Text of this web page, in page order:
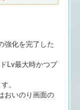
強化を完了した
Lv最大時かつブ
。
おいのり画面の